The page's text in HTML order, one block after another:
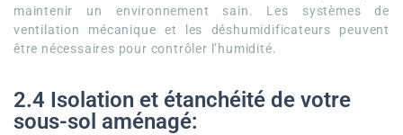
maintenir un environnement sain. Les systèmes de
ventilation mécanique et les déshumidificateurs peuvent
être nécessaires pour contrôler l’humidité.
2.4 Isolation et étanchéité de votre
sous-sol aménagé: